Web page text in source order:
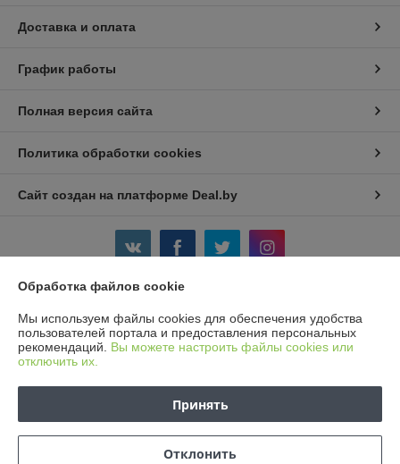
Доставка и оплата
График работы
Полная версия сайта
Политика обработки cookies
Сайт создан на платформе Deal.by
Информация для покупателя
Юридическое лицо:Частное предприятие «Ваш добрый друг»
г. Минск, ул. Кунцевщина, 29-90
Регистрационный номер ЕГР: 191369699
Регистрационный орган: Минский горисполком
Обработка файлов cookie
Мы используем файлы cookies для обеспечения удобства
пользователей портала и предоставления персональных
рекомендаций. Вы можете настроить файлы cookies или
отключить их.
Принять
Отклонить